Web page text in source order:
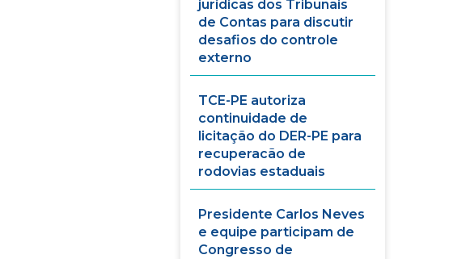
jurídicas dos Tribunais
de Contas para discutir
desafios do controle
externo
TCE-PE autoriza
continuidade de
licitação do DER-PE para
recuperacão de
rodovias estaduais
Presidente Carlos Neves
e equipe participam de
Congresso de